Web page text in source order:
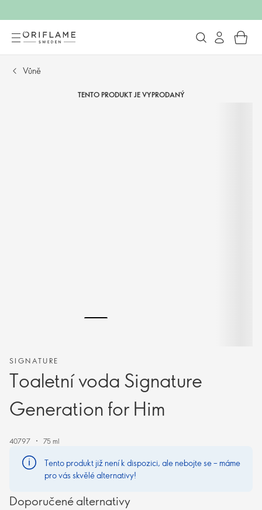
Vůně
TENTO PRODUKT JE VYPRODANÝ
SIGNATURE
Toaletní voda Signature
Generation for Him
40797 75 ml
Tento produkt již není k dispozici, ale nebojte se – máme
pro vás skvělé alternativy!
Doporučené alternativy